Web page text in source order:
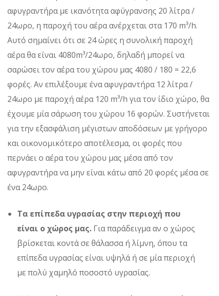
αφυγραντήρα με ικανότητα αφύγρανσης 20 λίτρα /
24ωρο, η παροχή του αέρα ανέρχεται στα 170 m³/h.
Αυτό σημαίνει ότι σε 24 ώρες η συνολική παροχή
αέρα θα είναι 4080m³/24ωρο, δηλαδή μπορεί να
σαρώσει τον αέρα του χώρου μας 4080 / 180 = 22,6
φορές. Αν επιλέξουμε ένα αφυγραντήρα 12 λίτρα /
24ωρο με παροχή αέρα 120 m³/h για τον ίδιο χώρο, θα
έχουμε μία σάρωση του χώρου 16 φορών. Συστήνεται
για την εξασφάλιση μέγιστων αποδόσεων με γρήγορο
και οικονομικότερο αποτέλεσμα, οι φορές που
περνάει ο αέρα του χώρου μας μέσα από τον
αφυγραντήρα να μην είναι κάτω από 20 φορές μέσα σε
ένα 24ωρο.
Τα επίπεδα υγρασίας στην περιοχή που
είναι ο χώρος μας. Για παράδειγμα αν ο χώρος
βρίσκεται κοντά σε θάλασσα ή λίμνη, όπου τα
επίπεδα υγρασίας είναι υψηλά ή σε μία περιοχή
με πολύ χαμηλό ποσοστό υγρασίας.